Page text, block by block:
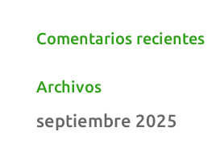
Comentarios recientes
Archivos
septiembre 2025